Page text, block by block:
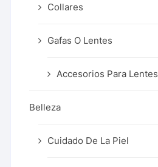
Collares
Gafas O Lentes
Accesorios Para Lentes
Belleza
Cuidado De La Piel